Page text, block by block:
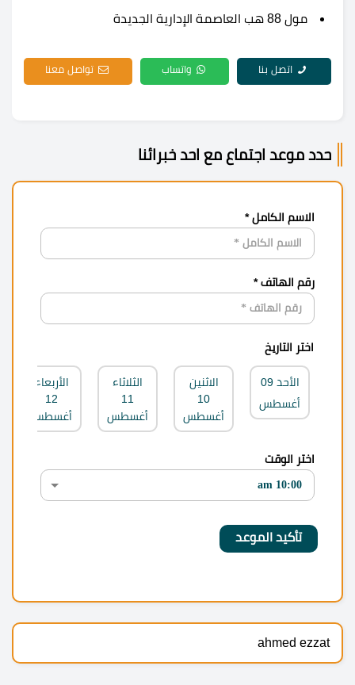
مول 88 هب العاصمة الإدارية الجديدة
اتصل بنا واتساب تواصل معنا
حدد موعد اجتماع مع احد خبرائنا
الاسم الكامل *
رقم الهاتف *
اختر التاريخ
الأحد 09
أغسطس
الاثنين
10
أغسطس
الثلاثاء
11
أغسطس
الأربعاء
12
أغسطس
اختر الوقت
ahmed ezzat